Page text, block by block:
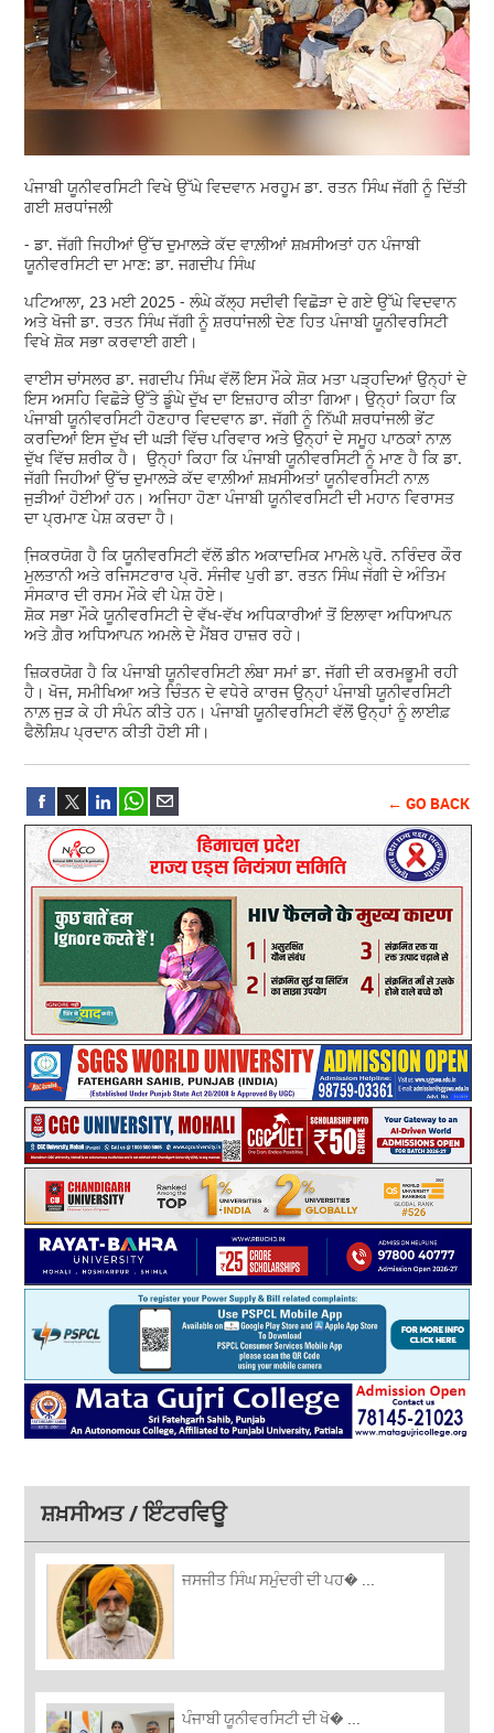
ਪੰਜਾਬੀ ਯੂਨੀਵਰਸਿਟੀ ਵਿਖੇ ਉੱਘੇ ਵਿਦਵਾਨ ਮਰਹੂਮ ਡਾ. ਰਤਨ ਸਿੰਘ ਜੱਗੀ ਨੂੰ ਦਿੱਤੀ
ਗਈ ਸ਼ਰਧਾਂਜਲੀ
- ਡਾ. ਜੱਗੀ ਜਿਹੀਆਂ ਉੱਚ ਦੁਮਾਲੜੇ ਕੱਦ ਵਾਲ਼ੀਆਂ ਸ਼ਖ਼ਸੀਅਤਾਂ ਹਨ ਪੰਜਾਬੀ
ਯੂਨੀਵਰਸਿਟੀ ਦਾ ਮਾਣ: ਡਾ. ਜਗਦੀਪ ਸਿੰਘ
ਪਟਿਆਲਾ, 23 ਮਈ 2025 - ਲੰਘੇ ਕੱਲ੍ਹ ਸਦੀਵੀ ਵਿਛੋੜਾ ਦੇ ਗਏ ਉੱਘੇ ਵਿਦਵਾਨ
ਅਤੇ ਖੋਜੀ ਡਾ. ਰਤਨ ਸਿੰਘ ਜੱਗੀ ਨੂੰ ਸ਼ਰਧਾਂਜਲੀ ਦੇਣ ਹਿਤ ਪੰਜਾਬੀ ਯੂਨੀਵਰਸਿਟੀ
ਵਿਖੇ ਸ਼ੋਕ ਸਭਾ ਕਰਵਾਈ ਗਈ।
ਵਾਈਸ ਚਾਂਸਲਰ ਡਾ. ਜਗਦੀਪ ਸਿੰਘ ਵੱਲੋਂ ਇਸ ਮੌਕੇ ਸ਼ੋਕ ਮਤਾ ਪੜ੍ਹਦਿਆਂ ਉਨ੍ਹਾਂ ਦੇ
ਇਸ ਅਸਹਿ ਵਿਛੋੜੇ ਉੱਤੇ ਡੂੰਘੇ ਦੁੱਖ ਦਾ ਇਜ਼ਹਾਰ ਕੀਤਾ ਗਿਆ। ਉਨ੍ਹਾਂ ਕਿਹਾ ਕਿ
ਪੰਜਾਬੀ ਯੂਨੀਵਰਸਿਟੀ ਹੋਣਹਾਰ ਵਿਦਵਾਨ ਡਾ. ਜੱਗੀ ਨੂੰ ਨਿੱਘੀ ਸ਼ਰਧਾਂਜਲੀ ਭੇਂਟ
ਕਰਦਿਆਂ ਇਸ ਦੁੱਖ ਦੀ ਘੜੀ ਵਿੱਚ ਪਰਿਵਾਰ ਅਤੇ ਉਨ੍ਹਾਂ ਦੇ ਸਮੂਹ ਪਾਠਕਾਂ ਨਾਲ਼
ਦੁੱਖ ਵਿੱਚ ਸ਼ਰੀਕ ਹੈ। ਉਨ੍ਹਾਂ ਕਿਹਾ ਕਿ ਪੰਜਾਬੀ ਯੂਨੀਵਰਸਿਟੀ ਨੂੰ ਮਾਣ ਹੈ ਕਿ ਡਾ.
ਜੱਗੀ ਜਿਹੀਆਂ ਉੱਚ ਦੁਮਾਲੜੇ ਕੱਦ ਵਾਲ਼ੀਆਂ ਸ਼ਖ਼ਸੀਅਤਾਂ ਯੂਨੀਵਰਸਿਟੀ ਨਾਲ਼
ਜੁੜੀਆਂ ਹੋਈਆਂ ਹਨ। ਅਜਿਹਾ ਹੋਣਾ ਪੰਜਾਬੀ ਯੂਨੀਵਰਸਿਟੀ ਦੀ ਮਹਾਨ ਵਿਰਾਸਤ
ਦਾ ਪ੍ਰਮਾਣ ਪੇਸ਼ ਕਰਦਾ ਹੈ।
ਜਿ਼ਕਰਯੋਗ ਹੈ ਕਿ ਯੂਨੀਵਰਸਿਟੀ ਵੱਲੋਂ ਡੀਨ ਅਕਾਦਮਿਕ ਮਾਮਲੇ ਪ੍ਰੋ. ਨਰਿੰਦਰ ਕੌਰ
ਮੁਲਤਾਨੀ ਅਤੇ ਰਜਿਸਟਰਾਰ ਪ੍ਰੋ. ਸੰਜੀਵ ਪੁਰੀ ਡਾ. ਰਤਨ ਸਿੰਘ ਜੱਗੀ ਦੇ ਅੰਤਿਮ
ਸੰਸਕਾਰ ਦੀ ਰਸਮ ਮੌਕੇ ਵੀ ਪੇਸ਼ ਹੋਏ।
ਸ਼ੋਕ ਸਭਾ ਮੌਕੇ ਯੂਨੀਵਰਸਿਟੀ ਦੇ ਵੱਖ-ਵੱਖ ਅਧਿਕਾਰੀਆਂ ਤੋਂ ਇਲਾਵਾ ਅਧਿਆਪਨ
ਅਤੇ ਗ਼ੈਰ ਅਧਿਆਪਨ ਅਮਲੇ ਦੇ ਮੈਂਬਰ ਹਾਜ਼ਰ ਰਹੇ।
ਜ਼ਿਕਰਯੋਗ ਹੈ ਕਿ ਪੰਜਾਬੀ ਯੂਨੀਵਰਸਿਟੀ ਲੰਬਾ ਸਮਾਂ ਡਾ. ਜੱਗੀ ਦੀ ਕਰਮਭੂਮੀ ਰਹੀ
ਹੈ। ਖੋਜ, ਸਮੀਖਿਆ ਅਤੇ ਚਿੰਤਨ ਦੇ ਵਧੇਰੇ ਕਾਰਜ ਉਨ੍ਹਾਂ ਪੰਜਾਬੀ ਯੂਨੀਵਰਸਿਟੀ
ਨਾਲ਼ ਜੁੜ ਕੇ ਹੀ ਸੰਪੰਨ ਕੀਤੇ ਹਨ। ਪੰਜਾਬੀ ਯੂਨੀਵਰਸਿਟੀ ਵੱਲੋਂ ਉਨ੍ਹਾਂ ਨੂੰ ਲਾਈਫ਼
ਫੈਲੋਸ਼ਿਪ ਪ੍ਰਦਾਨ ਕੀਤੀ ਹੋਈ ਸੀ।
← GO BACK
ਸ਼ਖ਼ਸੀਅਤ / ਇੰਟਰਵਿਊ
ਜਸਜੀਤ ਸਿੰਘ ਸਮੁੰਦਰੀ ਦੀ ਪਹ� ...
ਪੰਜਾਬੀ ਯੂਨੀਵਰਸਿਟੀ ਦੀ ਖੋ� ...